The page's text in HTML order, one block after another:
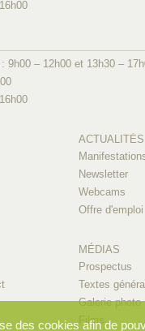
9h00 – 12h00 et 13h30 –
ACTUALITÉS
Newsletter
Webcams
Offre d'emploi
MÉDIAS
Prospectus
Textes
Galerie photo
Films
des cookies afin de